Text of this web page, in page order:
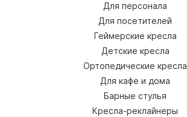
Для персонала
Для посетителей
Геймерские кресла
Детские кресла
Ортопедические кресла
Для кафе и дома
Барные стулья
Кресла-реклайнеры